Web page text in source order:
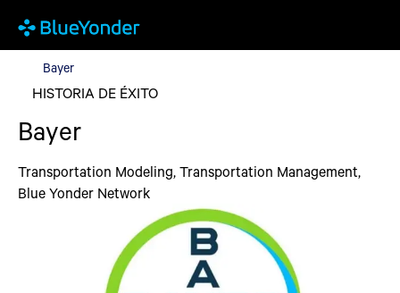
Bayer
HISTORIA DE ÉXITO
Bayer
Transportation Modeling, Transportation Management,
Blue Yonder Network